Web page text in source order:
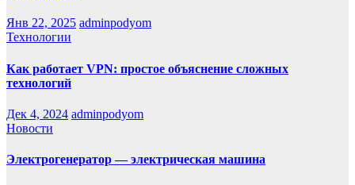
Янв 22, 2025 adminpodyom
Технологии
Как работает VPN: простое объяснение сложных
технологий
Дек 4, 2024 adminpodyom
Новости
Электрогенератор — электрическая машина